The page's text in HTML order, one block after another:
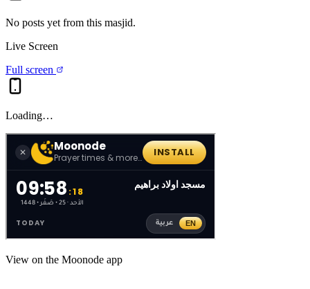
No posts yet from this masjid.
Live Screen
Full screen
Loading…
View on the Moonode app